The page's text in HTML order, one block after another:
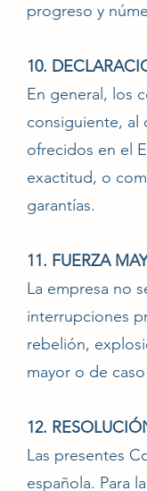
progreso y
10.
En general, los
consiguiente, al
ofrecidos en el
exactitud, o
garantías.
11. FUERZA
La empresa no
interrupciones
rebelión,
mayor o de
12.
Las presentes
española. Para